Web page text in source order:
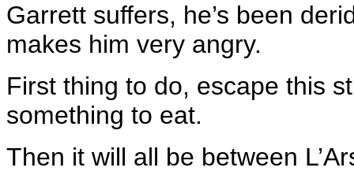
Garrett suffers, he’s been
makes him very angry.
First thing to do, escape this
something to eat.
Then it will all be between